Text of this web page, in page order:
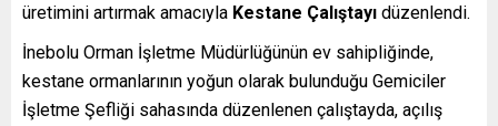
üretimini artırmak amacıyla Kestane Çalıştayı düzenlendi.
İnebolu Orman İşletme Müdürlüğünün ev sahipliğinde,
kestane ormanlarının yoğun olarak bulunduğu Gemiciler
İşletme Şefliği sahasında düzenlenen çalıştayda, açılış